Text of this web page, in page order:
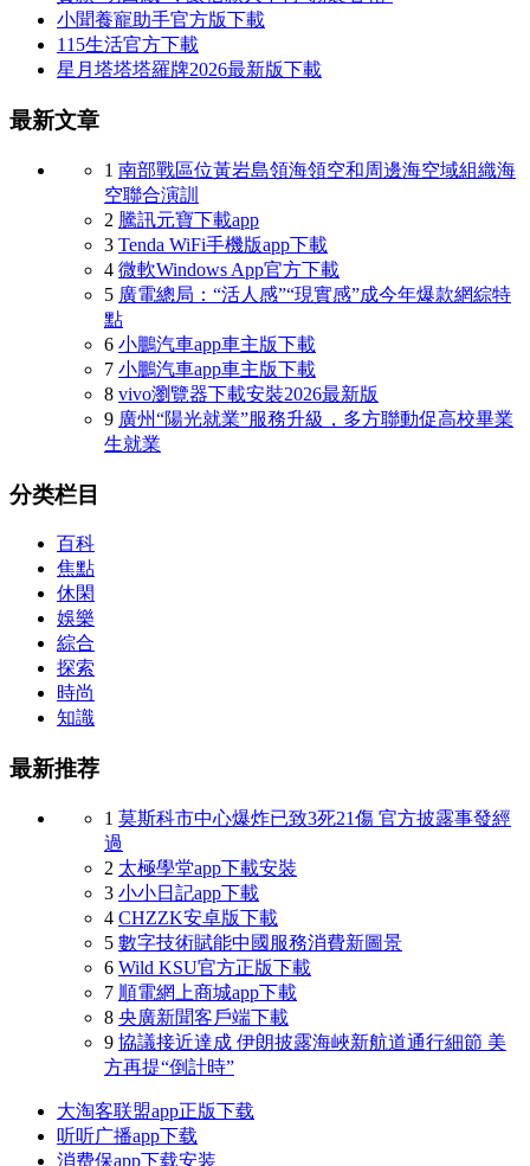
小聞養寵助手官方版下載
115生活官方下載
星月塔塔塔羅牌2026最新版下載
最新文章
1 南部戰區位黃岩島領海領空和周邊海空域組織海
空聯合演訓
2 騰訊元寶下載app
3 Tenda WiFi手機版app下載
4 微軟Windows App官方下載
5 廣電總局：“活人感”“現實感”成今年爆款網綜特
點
6 小鵬汽車app車主版下載
7 小鵬汽車app車主版下載
8 vivo瀏覽器下載安裝2026最新版
9 廣州“陽光就業”服務升級，多方聯動促高校畢業
生就業
分类栏目
百科
焦點
休閑
娛樂
綜合
探索
時尚
知識
最新推荐
1 莫斯科市中心爆炸已致3死21傷 官方披露事發經
過
2 太極學堂app下載安裝
3 小小日記app下載
4 CHZZK安卓版下載
5 數字技術賦能中國服務消費新圖景
6 Wild KSU官方正版下載
7 順電網上商城app下載
8 央廣新聞客戶端下載
9 協議接近達成 伊朗披露海峽新航道通行細節 美
方再提“倒計時”
大淘客联盟app正版下载
听听广播app下载
消费保app下载安装